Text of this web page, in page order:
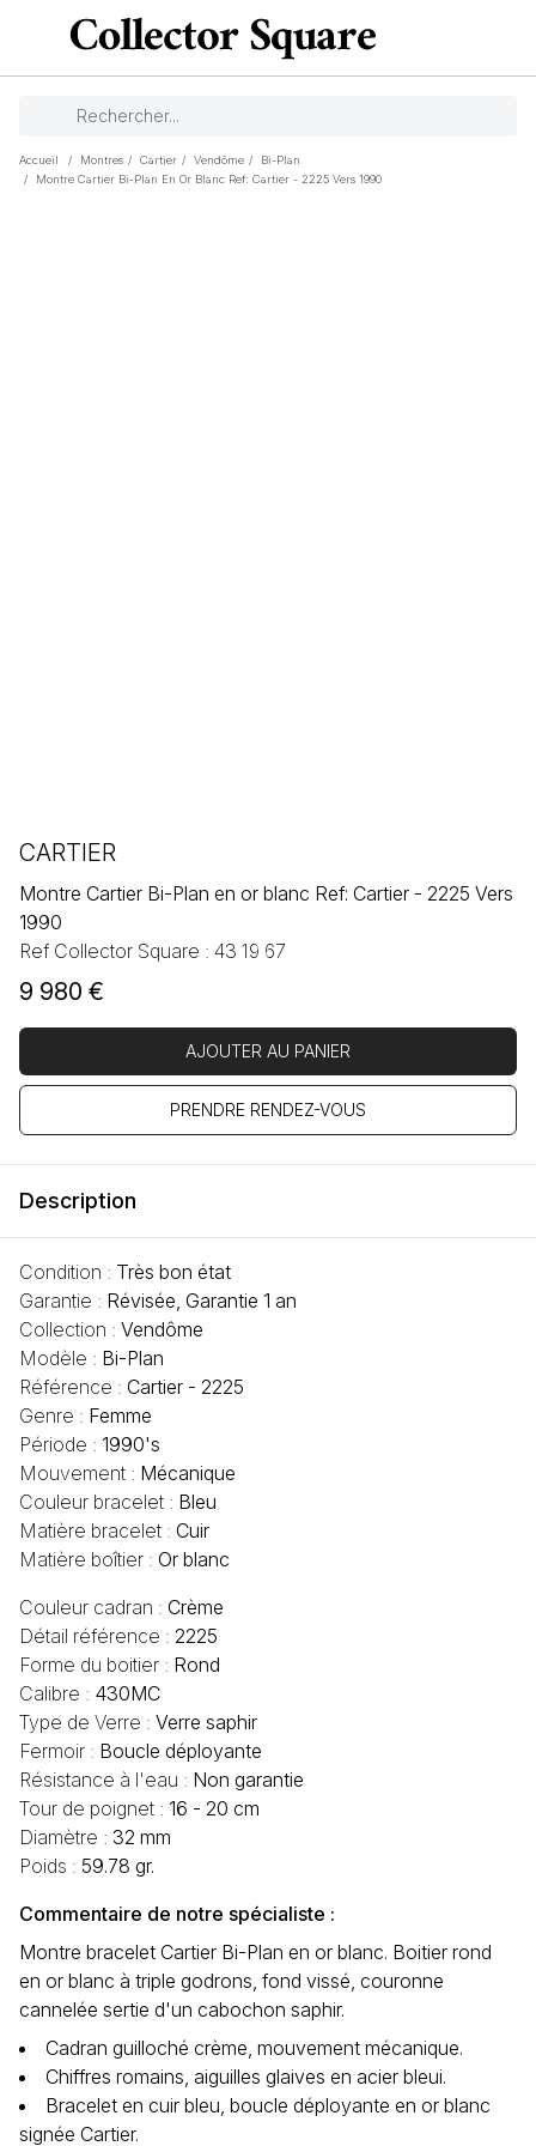
Accueil / Montres / Cartier / Vendôme /
Bi-Plan
/
Montre Cartier Bi-Plan En Or Blanc Ref: Cartier - 2225 Vers 1990
CARTIER
Montre Cartier Bi-Plan en or blanc Ref: Cartier - 2225 Vers
1990
Ref Collector Square : 43 19 67
9 980 €
AJOUTER AU PANIER
PRENDRE RENDEZ-VOUS
Description
Condition : Très bon état
Garantie : Révisée, Garantie 1 an
Collection : Vendôme
Modèle : Bi-Plan
Référence : Cartier - 2225
Genre : Femme
Période : 1990's
Mouvement : Mécanique
Couleur bracelet : Bleu
Matière bracelet : Cuir
Matière boîtier : Or blanc
Couleur cadran : Crème
Détail référence : 2225
Forme du boitier : Rond
Calibre : 430MC
Type de Verre : Verre saphir
Fermoir : Boucle déployante
Résistance à l'eau : Non garantie
Tour de poignet : 16 - 20 cm
Diamètre : 32 mm
Poids : 59.78 gr.
Commentaire de notre spécialiste :
Montre bracelet Cartier Bi-Plan en or blanc. Boitier rond
en or blanc à triple godrons, fond vissé, couronne
cannelée sertie d'un cabochon saphir.
Cadran guilloché crème, mouvement mécanique.
Chiffres romains, aiguilles glaives en acier bleui.
Bracelet en cuir bleu, boucle déployante en or blanc
signée Cartier.